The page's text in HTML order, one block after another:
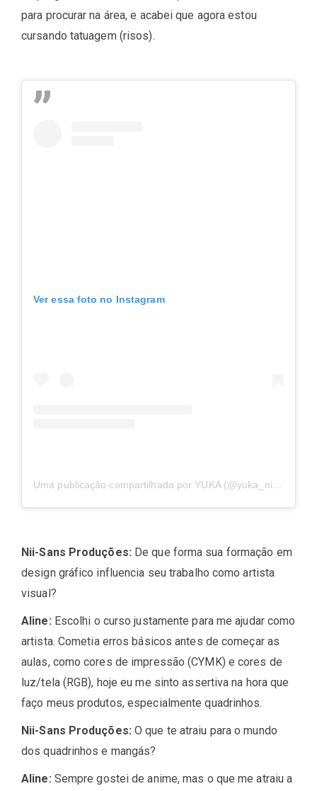
para procurar na área, e acabei que agora estou
cursando tatuagem (risos).
Ver essa foto no Instagram
Nii-Sans Produções: De que forma sua formação em
design gráfico influencia seu trabalho como artista
visual?
Aline: Escolhi o curso justamente para me ajudar como
artista. Cometia erros básicos antes de começar as
aulas, como cores de impressão (CYMK) e cores de
luz/tela (RGB), hoje eu me sinto assertiva na hora que
faço meus produtos, especialmente quadrinhos.
Nii-Sans Produções: O que te atraiu para o mundo
dos quadrinhos e mangás?
Aline: Sempre gostei de anime, mas o que me atraiu a